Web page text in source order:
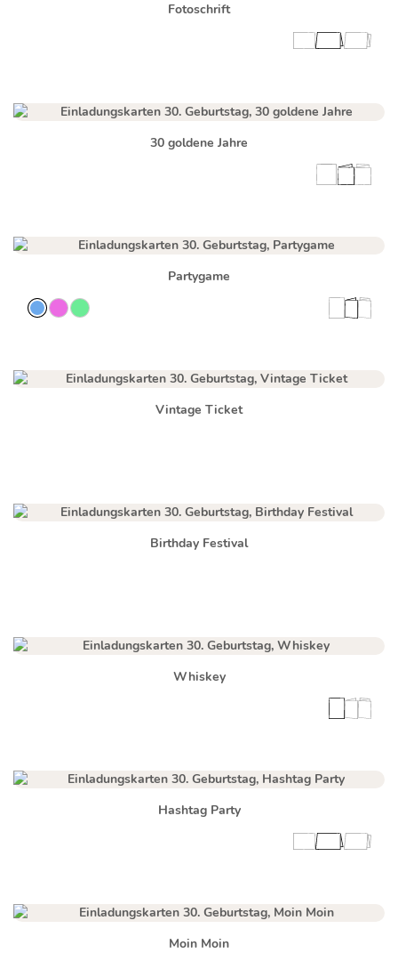
Fotoschrift
30 goldene Jahre
Partygame
Vintage Ticket
Birthday Festival
Whiskey
Hashtag Party
Moin Moin